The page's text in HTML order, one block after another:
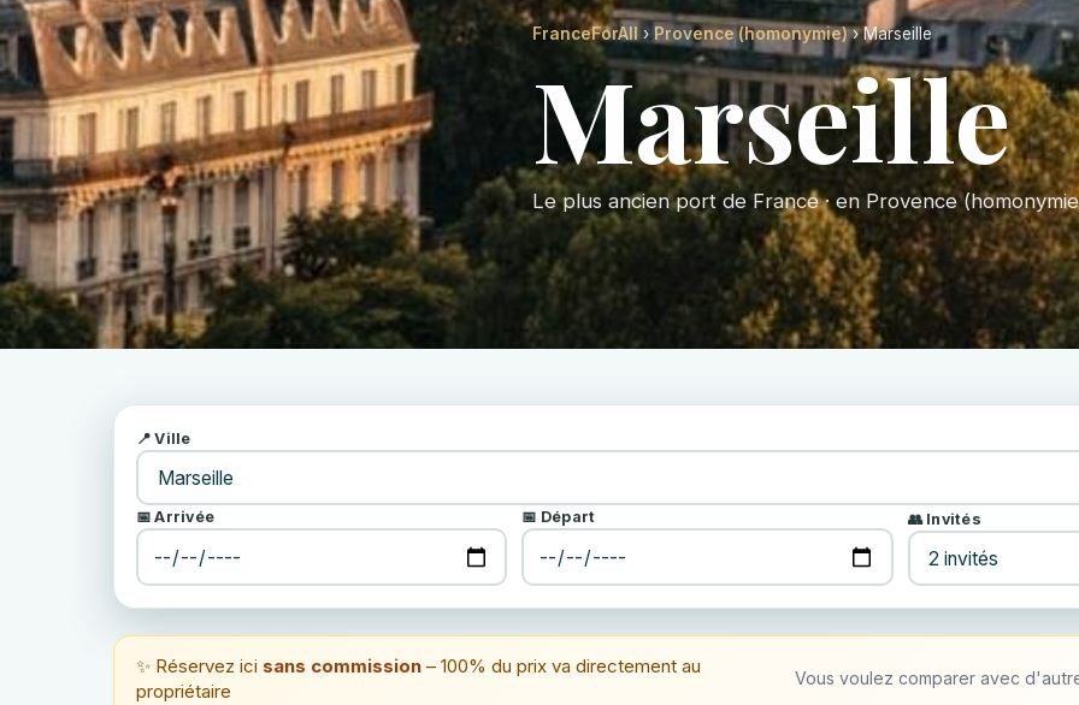
FranceForAll › Provence (homonymie)› Marseille
Marseille
Le plus ancien port de France · en Provence
📍 Ville
📅 Arrivée 📅 Départ 👥 Invités
✨ Réservez ici sans commission – 100% du prix va directement au
propriétaire
Vous voulez comparer avec